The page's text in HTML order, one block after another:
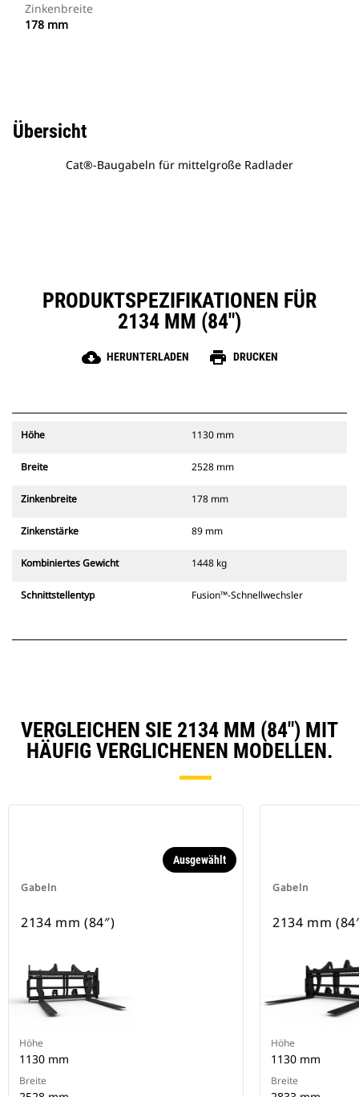
Zinkenbreite
178 mm
Übersicht
Cat®-Baugabeln für mittelgroße Radlader
PRODUKTSPEZIFIKATIONEN FÜR
2134 MM (84″)
cloud_download HERUNTERLADEN print DRUCKEN
Höhe 1130 mm
Breite 2528 mm
Zinkenbreite 178 mm
Zinkenstärke 89 mm
Kombiniertes Gewicht 1448 kg
Schnittstellentyp Fusion™-Schnellwechsler
VERGLEICHEN SIE 2134 MM (84″) MIT
HÄUFIG VERGLICHENEN MODELLEN.
Gabeln
Ausgewählt
2134 mm (84″)
Höhe
1130 mm
Breite
Gabeln
2134 mm
Höhe
1130 mm
Breite